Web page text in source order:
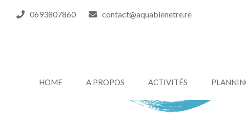
0693807860 contact@aquabienetre.re
HOME A PROPOS ACTIVITÉS